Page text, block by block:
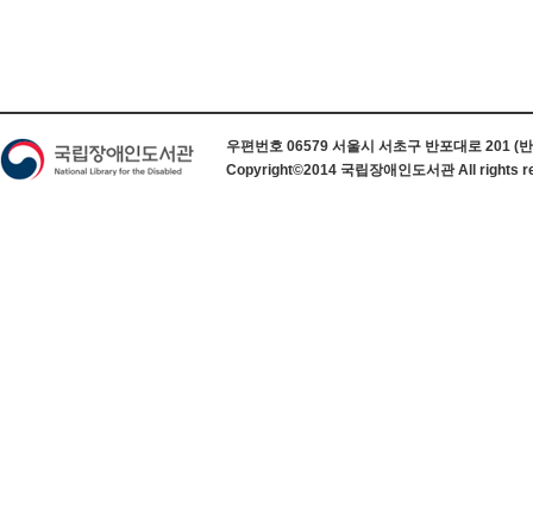
우편번호 06579 서울시 서초구 반포대로 201 (
Copyright©2014 국립장애인도서관 All rights